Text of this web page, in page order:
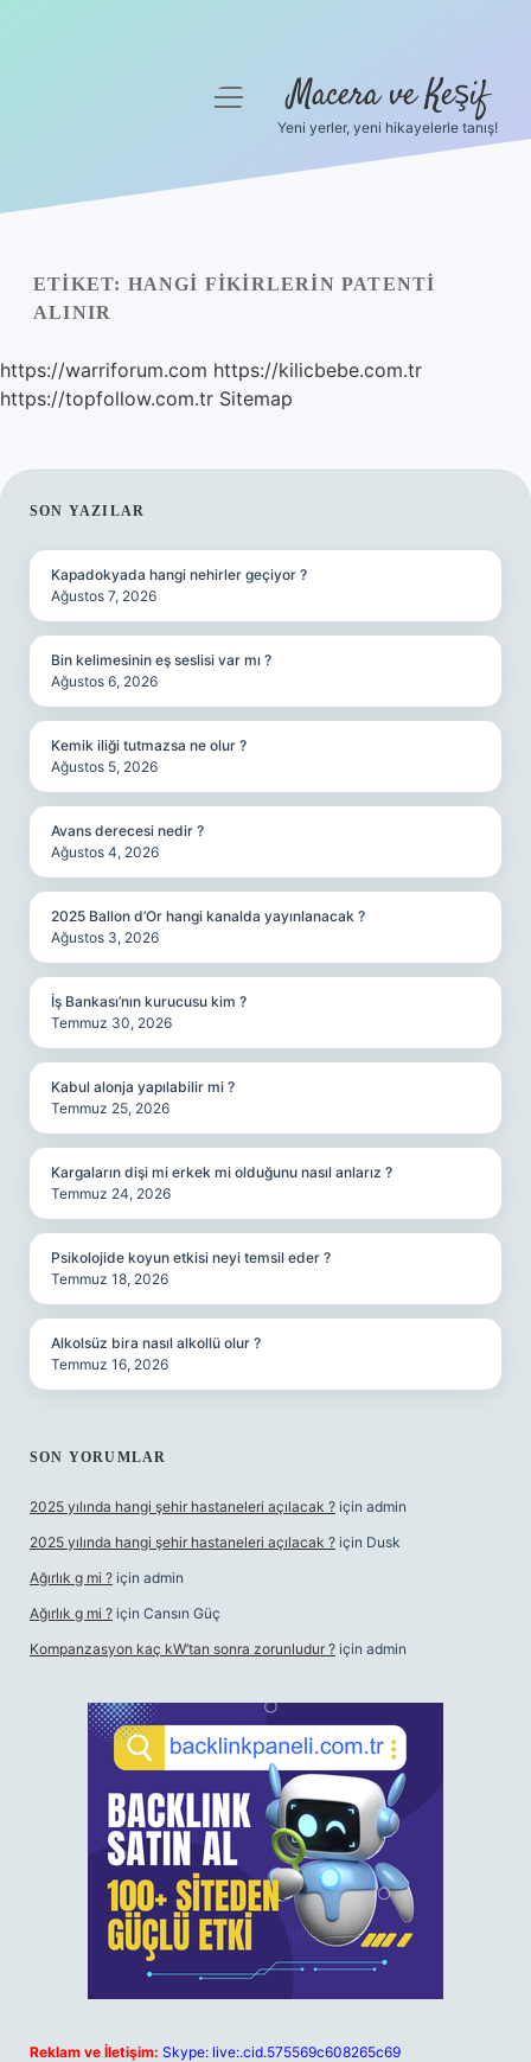
Yasal Uyarı
menüyüMacera ve Keşif
Yeni yerler, yeni hikayelerle tanış!
ETIKET: HANGI FIKIRLERIN PATENTI
ALINIR
https://warriforum.com https://kilicbebe.com.tr
https://topfollow.com.tr Sitemap
SIDEBAR
SON YAZILAR
Kapadokyada hangi nehirler geçiyor ?
Ağustos 7, 2026
Bin kelimesinin eş seslisi var mı ?
Ağustos 6, 2026
Kemik iliği tutmazsa ne olur ?
Ağustos 5, 2026
Avans derecesi nedir ?
Ağustos 4, 2026
2025 Ballon d’Or hangi kanalda yayınlanacak ?
Ağustos 3, 2026
İş Bankası’nın kurucusu kim ?
Temmuz 30, 2026
Kabul alonja yapılabilir mi ?
Temmuz 25, 2026
Kargaların dişi mi erkek mi olduğunu nasıl anlarız ?
Temmuz 24, 2026
Psikolojide koyun etkisi neyi temsil eder ?
Temmuz 18, 2026
Alkolsüz bira nasıl alkollü olur ?
Temmuz 16, 2026
SON YORUMLAR
2025 yılında hangi şehir hastaneleri açılacak ? için admin
2025 yılında hangi şehir hastaneleri açılacak ? için Dusk
Ağırlık g mi ? için admin
Ağırlık g mi ? için Cansın Güç
Kompanzasyon kaç kW’tan sonra zorunludur ? için admin
Reklam ve İletişim: Skype: live:.cid.575569c608265c69